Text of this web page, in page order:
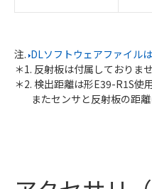
注. DLソフトウェアファイル
＊1. 反射板は付属しておりま
＊2. 検出距離は形E39-R1S使
またセンサと反射板の距離